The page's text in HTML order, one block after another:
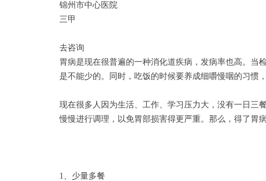
锦州市中心医院
三甲
去咨询
胃病是现在很普遍的一种消化道疾病，发病率也高。当
是不能少的。同时，吃饭的时候要养成细嚼慢咽的习惯
现在很多人因为生活、工作、学习压力大，没有一日三
慢慢进行调理，以免胃部损害得更严重。那么，得了胃
1、少量多餐